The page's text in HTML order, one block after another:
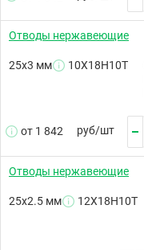
Отводы нержавеющие
25х3 мм 10Х18Н10Т
от 1 842 руб/шт
Отводы нержавеющие
25х2.5 мм 12Х18Н10Т